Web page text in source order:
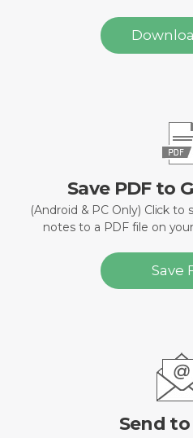
Save PDF to
(Android & PC Only) Click to
notes to a PDF file on
Save
Send